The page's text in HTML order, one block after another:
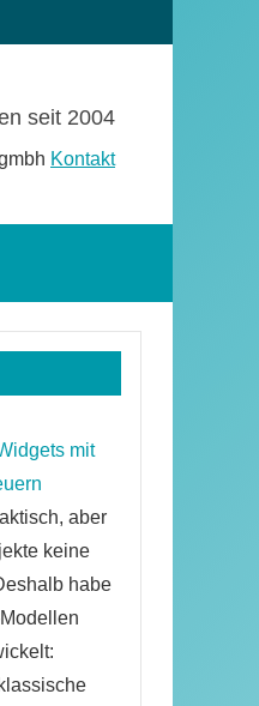
seit 2004
Kontakt
öffnen
mit
aber
keine
habe